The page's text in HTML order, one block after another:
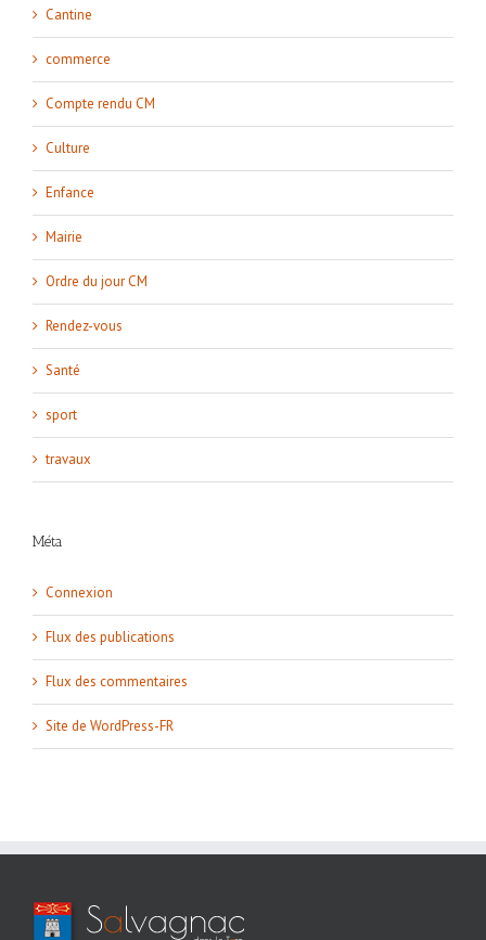
Cantine
commerce
Compte rendu CM
Culture
Enfance
Mairie
Ordre du jour CM
Rendez-vous
Santé
sport
travaux
Méta
Connexion
Flux des publications
Flux des commentaires
Site de WordPress-FR